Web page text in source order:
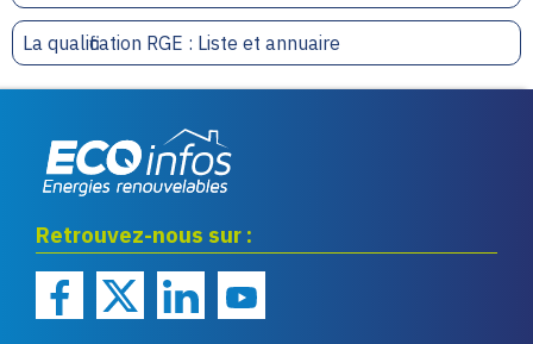
La qualification RGE : Liste et annuaire
renouvelables
Retrouvez-nous sur :